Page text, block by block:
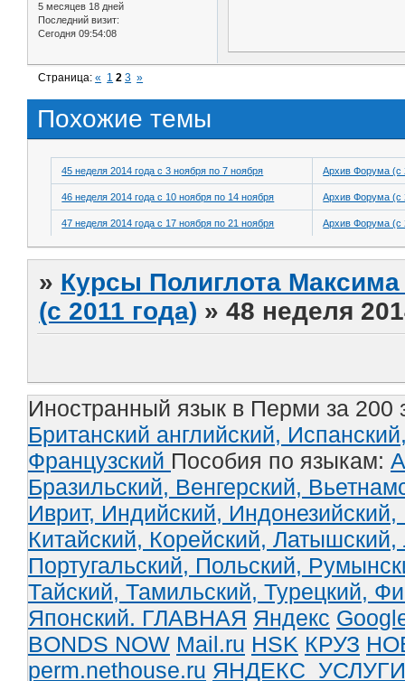
5 месяцев 18 дней
Последний визит:
Сегодня 09:54:08
Страница:« 1 2 3 »
Похожие темы
45 неделя 2014 года с 3 ноября по 7 ноября Архив Форума (с
46 неделя 2014 года с 10 ноября по 14 ноября Архив Форума (с
47 неделя 2014 года с 17 ноября по 21 ноября Архив Форума (с
» Курсы Полиглота
(с 2011 года) »48 неделя
Иностранный язык в Перми за 200
Британский английский,
Французский Пособия по языкам:
Бразильский, Венгерский,
Иврит, Индийский, Индонезийский,
Китайский, Корейский, Латышский,
Португальский, Польский,
Тайский, Тамильский, Турецкий,
Японский. ГЛАВНАЯ Яндекс
BONDS NOW Mail.ru HSK КРУЗ
perm.nethouse.ru ЯНДЕКС_УСЛУГИ